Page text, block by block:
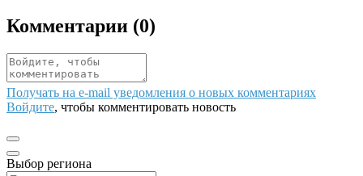
Комментарии (0)
Получать на e‑mail уведомления о новых комментариях
Войдите, чтобы комментировать новость
Выбор региона